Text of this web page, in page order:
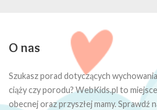
O nas
Szukasz porad dotyczących
ciąży czy porodu? WebKids.pl to
obecnej oraz przyszłej mamy. Sprawdź